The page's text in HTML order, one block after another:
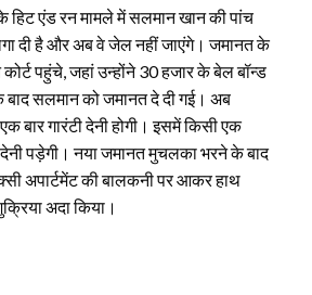
हिट एंड रन मामले में सलमान खान की पांच
दी है और अब वे जेल नहीं जाएंगे। जमानत के
पहुंचे, जहां उन्होंने 30 हजार के बेल बॉन्ड
बाद सलमान को जमानत दे दी गई। अब
बार गारंटी देनी होगी। इसमें किसी एक
देनी पड़ेगी। नया जमानत मुचलका भरने के बाद
अपार्टमेंट की बालकनी पर आकर हाथ
अदा किया।